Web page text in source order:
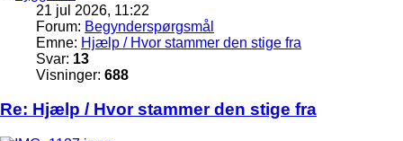
21 jul 2026, 11:22
Forum: Begynderspørgsmål
Emne: Hjælp / Hvor stammer den stige fra
Svar: 13
Visninger: 688
Re: Hjælp / Hvor stammer den stige fra